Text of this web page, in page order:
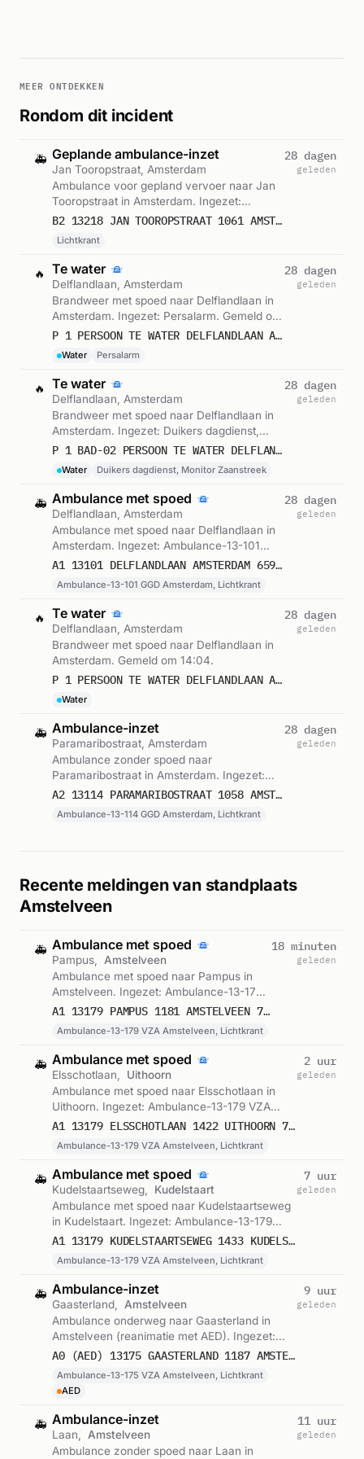
MEER ONTDEKKEN
Rondom dit incident
🚑 Geplande ambulance-inzet
Jan Tooropstraat, Amsterdam
Ambulance voor gepland vervoer naar Jan
Tooropstraat in Amsterdam. Ingezet:
Lichtkrant. Gemeld om 13:37.
B2 13218 JAN TOOROPSTRAAT 1061 AMSTERDAM 65934
Lichtkrant
28 dagen
geleden
🔥 Te water
Delflandlaan, Amsterdam
Brandweer met spoed naar Delflandlaan in
Amsterdam. Ingezet: Persalarm. Gemeld om
14:02.
P 1 PERSOON TE WATER DELFLANDLAAN AMSTERDAM
Water Persalarm
28 dagen
geleden
🔥 Te water
Delflandlaan, Amsterdam
Brandweer met spoed naar Delflandlaan in
Amsterdam. Ingezet: Duikers dagdienst,
Monitor Zaanstreek. Gemeld om 14:03.
P 1 BAD-02 PERSOON TE WATER DELFLANDLAAN AMSTERDAM 118012 139091 132631
Water Duikers dagdienst, Monitor Zaanstreek
28 dagen
geleden
🚑 Ambulance met spoed
Delflandlaan, Amsterdam
Ambulance met spoed naar Delflandlaan in
Amsterdam. Ingezet: Ambulance-13-101
GGD Amsterdam, Lichtkrant. Gemeld om
A1 13101 DELFLANDLAAN AMSTERDAM 65947
Ambulance-13-101 GGD Amsterdam, Lichtkrant
28 dagen
geleden
🔥 Te water
Delflandlaan, Amsterdam
Brandweer met spoed naar Delflandlaan in
Amsterdam. Gemeld om 14:04.
P 1 PERSOON TE WATER DELFLANDLAAN AMSTERDAM
Water
28 dagen
geleden
🚑 Ambulance-inzet
Paramaribostraat, Amsterdam
Ambulance zonder spoed naar
Paramaribostraat in Amsterdam. Ingezet:
Ambulance-13-114 GGD Amsterdam,
A2 13114 PARAMARIBOSTRAAT 1058 AMSTERDAM 65951
Ambulance-13-114 GGD Amsterdam, Lichtkrant
28 dagen
geleden
Recente meldingen van standplaats
Amstelveen
🚑 Ambulance met spoed
Pampus, Amstelveen
Ambulance met spoed naar Pampus in
Amstelveen. Ingezet: Ambulance-13-179
VZA Amstelveen, Lichtkrant. Gemeld omA1 13179 PAMPUS 1181 AMSTELVEEN 75859
Ambulance-13-179 VZA Amstelveen, Lichtkrant
18 minuten
geleden
🚑 Ambulance met spoed
Elsschotlaan,
Uithoorn
Ambulance met spoed naar Elsschotlaan in
Uithoorn. Ingezet: Ambulance-13-179 VZA
Amstelveen, Lichtkrant. Gemeld om 03:56.
A1 13179 ELSSCHOTLAAN 1422 UITHOORN 75850
Ambulance-13-179 VZA Amstelveen, Lichtkrant
2 uur
geleden
🚑 Ambulance met spoed
Kudelstaartseweg,
Kudelstaart
Ambulance met spoed naar Kudelstaartseweg
in Kudelstaart. Ingezet: Ambulance-13-179
VZA Amstelveen, Lichtkrant. Gemeld om
A1 13179 KUDELSTAARTSEWEG 1433 KUDELSTAART 75810
Ambulance-13-179 VZA Amstelveen, Lichtkrant
7 uur
geleden
🚑 Ambulance-inzet
Gaasterland, Amstelveen
Ambulance onderweg naar Gaasterland in
Amstelveen (reanimatie met AED). Ingezet:
Ambulance-13-175 VZA Amstelveen,
A0 (AED) 13175 GAASTERLAND 1187 AMSTELVEEN 75781
Ambulance-13-175 VZA Amstelveen, Lichtkrant
AED
9 uur
geleden
🚑 Ambulance-inzet
Laan, Amstelveen
Ambulance zonder spoed naar Laan in
11 uur
geleden